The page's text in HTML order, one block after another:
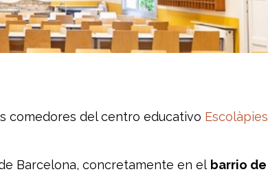
comedores del centro educativo Escolàpies
Barcelona, concretamente en el barrio de